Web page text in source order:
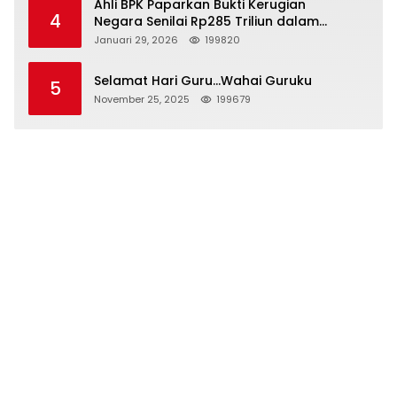
4
Ahli BPK Paparkan Bukti Kerugian
Negara Senilai Rp285 Triliun dalam
Persidangan Korupsi PT Pertamina
Januari 29, 2026 199820
5 Selamat Hari Guru…Wahai Guruku
November 25, 2025 199679